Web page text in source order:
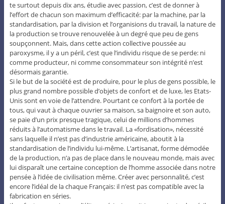
te surtout depuis dix ans, étudie avec passion, c’est de donner à
l’effort de chacun son maximum d’efficacité: par la machine, par la
standardisation, par la division et l’organisions du travail, la nature de
la production se trouve renouvelée à un degré que peu de gens
soupçonnent. Mais, dans cette action collective poussée au
paroxysme, il y a un péril, c’est que l’individu risque de se perde: ni
comme producteur, ni comme consommateur son intégrité n’est
désormais garantie.
Si le but de la société est de produire, pour le plus de gens possible, le
plus grand nombre possible d’objets de confort et de luxe, les Etats-
Unis sont en voie de l’attendre. Pourtant ce confort à la portée de
tous, qui vaut à chaque ouvrier sa maison, sa baignoire et son auto,
se paie d’un prix presque tragique, celui de millions d’hommes
réduits à l’automatisme dans le travail. La «fordisation», nécessité
sans laquelle il n’est pas d’industrie américaine, aboutit à la
standardisation de l’individu lui-même. L’artisanat, forme démodée
de la production, n’a pas de place dans le nouveau monde, mais avec
lui disparaît une certaine conception de l’homme associée dans notre
pensée à l’idée de civilisation même. Créer avec personnalité, c’est
encore l’idéal de la chaque Français: il n’est pas compatible avec la
fabrication en séries.